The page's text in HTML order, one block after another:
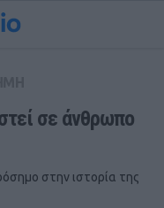
σε άνθρωπο
στην ιστορία της